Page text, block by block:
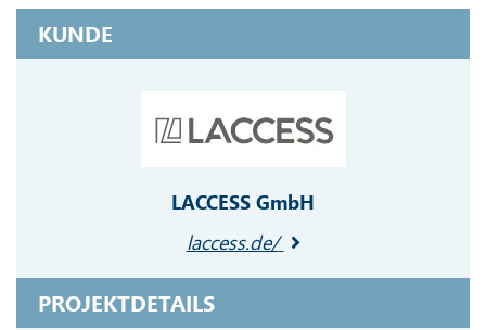
KUNDE
LACCESS GmbH
laccess.de/
PROJEKTDETAILS